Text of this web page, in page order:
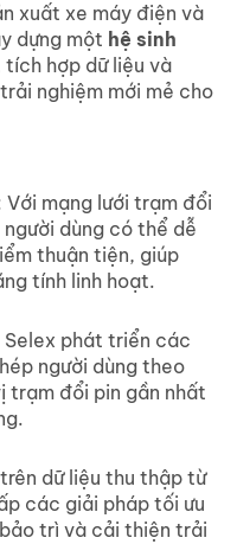
xuất xe máy điện và
dựng một hệ sinh
tích hợp dữ liệu và
nghiệm mới mẻ cho
Với mạng lưới trạm đổi
dùng có thể dễ
thuận tiện, giúp
tính linh hoạt.
Selex phát triển các
người dùng theo
trạm đổi pin gần nhất
dữ liệu thu thập từ
các giải pháp tối ưu
trì và cải thiện trải